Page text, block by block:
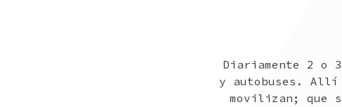
Diariamente 2 o
y autobuses. Allí
movilizan; que